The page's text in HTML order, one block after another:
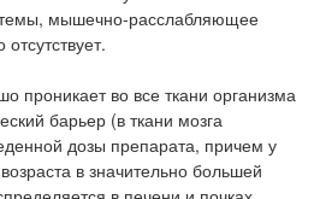
мышечно-расслабляющее
проникает во все ткани организма
барьер (в ткани мозга
дозы препарата, причем у
в значительно большей